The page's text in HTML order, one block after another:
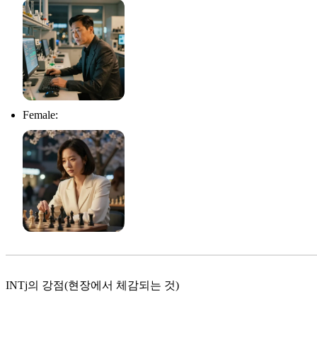
Female:
INTj의 강점(현장에서 체감되는 것)